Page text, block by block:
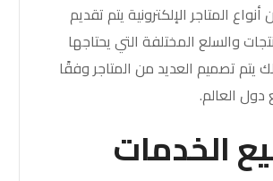
المتاجر الإلكترونية يتم تقديم
والسلع المختلفة التي يحتاجها
يتم تصميم العديد من المتاجر وفقًا
دول العالم.
الخدمات